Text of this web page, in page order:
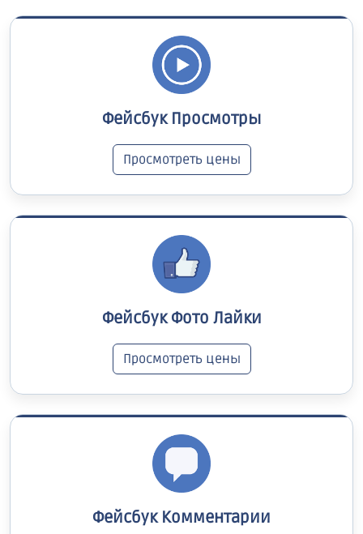
Фейсбук Просмотры
Просмотреть цены
Фейсбук Фото Лайки
Просмотреть цены
Фейсбук Комментарии